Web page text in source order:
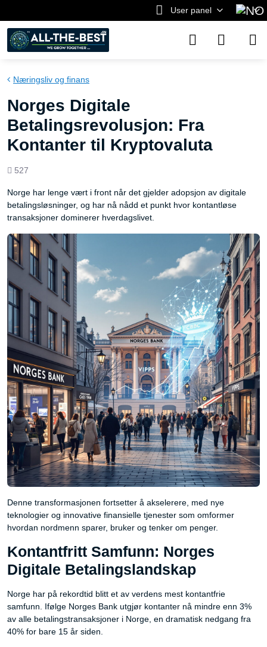
User panel
Næringsliv og finans
Norges Digitale
Betalingsrevolusjon: Fra
Kontanter til Kryptovaluta
Views
527
Norge har lenge vært i front når det gjelder adopsjon av digitale
betalingsløsninger, og har nå nådd et punkt hvor kontantløse
transaksjoner dominerer hverdagslivet.
Denne transformasjonen fortsetter å akselerere, med nye
teknologier og innovative finansielle tjenester som omformer
hvordan nordmenn sparer, bruker og tenker om penger.
Kontantfritt Samfunn: Norges
Digitale Betalingslandskap
Norge har på rekordtid blitt et av verdens mest kontantfrie
samfunn. Ifølge Norges Bank utgjør kontanter nå mindre enn 3%
av alle betalingstransaksjoner i Norge, en dramatisk nedgang fra
40% for bare 15 år siden.